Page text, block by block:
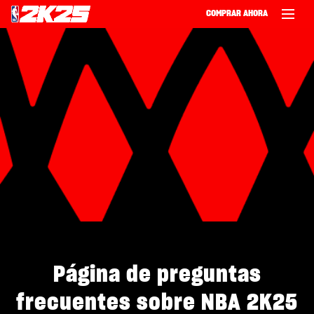
COMPRAR AHORA
Página de preguntas
frecuentes sobre NBA 2K25